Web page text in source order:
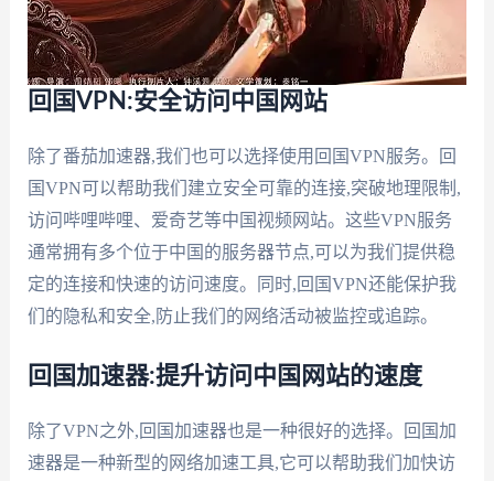
回国VPN:安全访问中国网站
除了番茄加速器,我们也可以选择使用回国VPN服务。回
国VPN可以帮助我们建立安全可靠的连接,突破地理限制,
访问哔哩哔哩、爱奇艺等中国视频网站。这些VPN服务
通常拥有多个位于中国的服务器节点,可以为我们提供稳
定的连接和快速的访问速度。同时,回国VPN还能保护我
们的隐私和安全,防止我们的网络活动被监控或追踪。
回国加速器:提升访问中国网站的速度
除了VPN之外,回国加速器也是一种很好的选择。回国加
速器是一种新型的网络加速工具,它可以帮助我们加快访